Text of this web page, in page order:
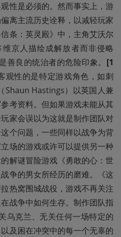
性是必须的。然而事实上，游
离主流历史诠释，以减轻玩家
条：英灵殿》中，主角艾沃尔
京人描绘成解放者而非侵略
善良的统治者的危险印象。 [1
观性的是特定游戏角色，如刺
Shaun Hastings）以英国人兼
考资料。但如果游戏未能从其
家会误以为这就是制作团队对
个问题，一些同样以战争为背
场的游戏或许可以提供另一种
解谜冒险游戏《勇敢的心：世
争的男女所经历的磨难。《这
热窝围城战役，游戏不再关注
战争中如何生存。制作团队指
乌克兰、无关任何一场特定的
及困在冲突中的每一个无辜的